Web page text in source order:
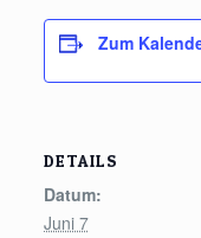
Zum
DETAILS
Datum:
Juni 7